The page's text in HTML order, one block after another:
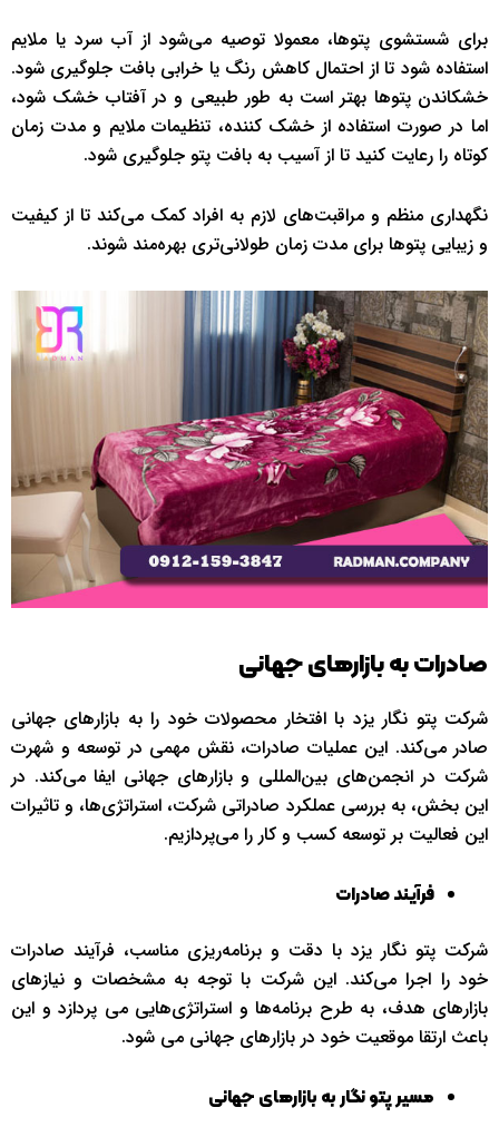
برای شستشوی پتوها، معمولا توصیه می‌شود از آب سرد یا ملایم
استفاده شود تا از احتمال کاهش رنگ یا خرابی بافت جلوگیری شود.
خشکاندن پتوها بهتر است به طور طبیعی و در آفتاب خشک شود،
اما در صورت استفاده از خشک کننده، تنظیمات ملایم و مدت زمان
کوتاه را رعایت کنید تا از آسیب به بافت پتو جلوگیری شود.
نگهداری منظم و مراقبت‌های لازم به افراد کمک می‌کند تا از کیفیت
و زیبایی پتوها برای مدت زمان طولانی‌تری بهره‌مند شوند.
صادرات به بازارهای جهانی
شرکت پتو نگار یزد با افتخار محصولات خود را به بازارهای جهانی
صادر می‌کند. این عملیات صادرات، نقش مهمی در توسعه و شهرت
شرکت در انجمن‌های بین‌المللی و بازارهای جهانی ایفا می‌کند. در
این بخش، به بررسی عملکرد صادراتی شرکت، استراتژی‌ها، و تاثیرات
این فعالیت بر توسعه کسب و کار را می‌پردازیم.
فرآیند صادرات
شرکت پتو نگار یزد با دقت و برنامه‌ریزی مناسب، فرآیند صادرات
خود را اجرا می‌کند. این شرکت با توجه به مشخصات و نیازهای
بازارهای هدف، به طرح برنامه‌ها و استراتژی‌هایی می پردازد و این
باعث ارتقا موقعیت خود در بازارهای جهانی می شود.
مسیر پتو نگار به بازارهای جهانی